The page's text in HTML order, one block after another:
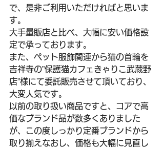
で、是非ご利用いただければと思いま
す。
大手量販店と比べ、大幅に安い価格設
定で承っております。
また、ペット服飾関連から猫の首輪を
吉祥寺の”保護猫カフェきゃりこ武蔵野
店”様にて委託販売させて頂いており、
大変人気です。
以前の取り扱い商品ですと、コアで高
価なブランド品が数多くありました
が、この度しっかり定番ブランドから
取り揃えなおし、価格も大幅に見直し